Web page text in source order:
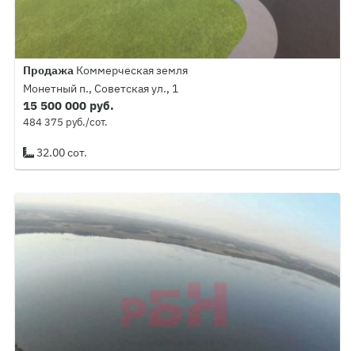
Продажа Коммерческая земля
Монетный п., Советская ул., 1
15 500 000 руб.
484 375 руб./сот.
32.00 сот.